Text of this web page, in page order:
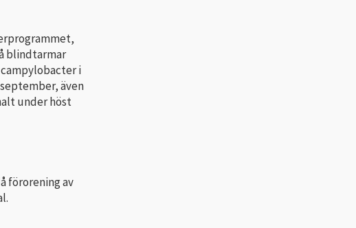
blindtarmar
i
även
under höst
förorening av